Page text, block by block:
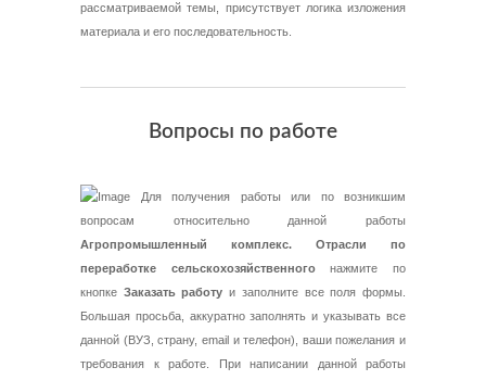
рассматриваемой темы, присутствует логика изложения
материала и его последовательность.
Вопросы по работе
Для получения работы или по возникшим
вопросам относительно данной работы
Агропромышленный комплекс. Отрасли по
переработке сельскохозяйственногонажмите по
кнопке Заказать работу и заполните все поля формы.
Большая просьба, аккуратно заполнять и указывать все
данной (ВУЗ, страну, email и телефон), ваши пожелания и
требования к работе. При написании данной работы